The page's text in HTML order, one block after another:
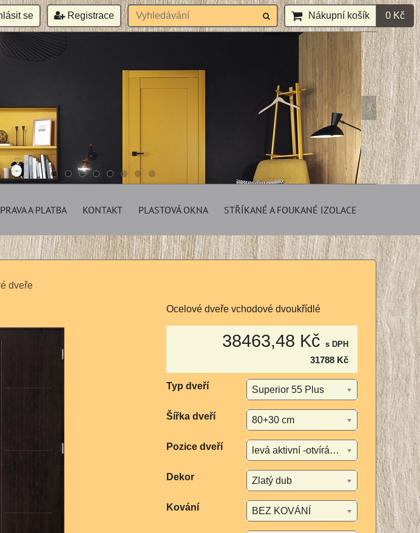
se Registrace Nákupní košík 0 Kč
A PLATBA KONTAKT PLASTOVÁ OKNA STŘÍKANÉ A FOUKANÉ IZOLACE
dveře
Ocelové dveře vchodové dvoukřídlé
38463,48 Kč s DPH
31788 Kč
Typ dveří Superior 55 Plus
Šířka dveří 80+30 cm
Pozice dveří levá aktivní -otvírání dovnitř
Dekor Zlatý dub
Kování BEZ KOVÁNÍ